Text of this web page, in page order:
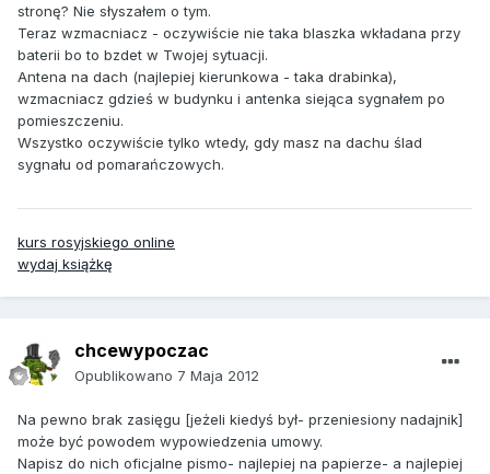
stronę? Nie słyszałem o tym.
Teraz wzmacniacz - oczywiście nie taka blaszka wkładana przy
baterii bo to bzdet w Twojej sytuacji.
Antena na dach (najlepiej kierunkowa - taka drabinka),
wzmacniacz gdzieś w budynku i antenka siejąca sygnałem po
pomieszczeniu.
Wszystko oczywiście tylko wtedy, gdy masz na dachu ślad
sygnału od pomarańczowych.
kurs rosyjskiego online
wydaj książkę
chcewypoczac
Opublikowano 7 Maja 2012
Na pewno brak zasięgu [jeżeli kiedyś był- przeniesiony nadajnik]
może być powodem wypowiedzenia umowy.
Napisz do nich oficjalne pismo- najlepiej na papierze- a najlepiej